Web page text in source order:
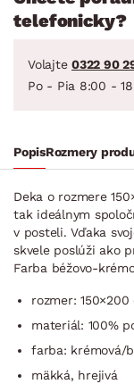
telefonicky?
Volajte 0322 90
Po - Pia 8:00 -
PopisRozmery
Deka o rozmere
tak ideálnym
v posteli. Vďaka
skvele poslúži ako
Farba béžovo-
rozmer: 150×200
materiál: 100%
farba: krémová/
mäkká, hrejivá